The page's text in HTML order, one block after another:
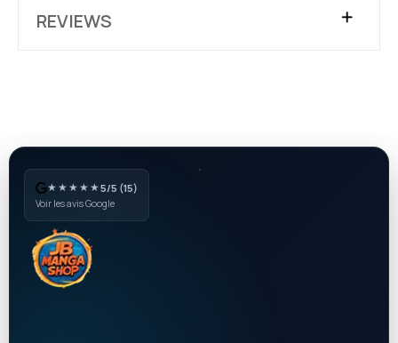
REVIEWS
★★★★★5/5 (15)
Voir les avis Google